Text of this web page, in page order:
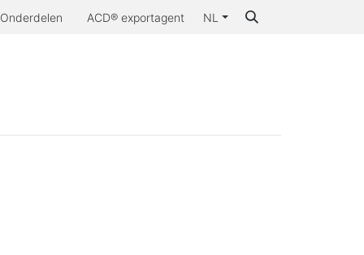
Onderdelen ACD® exportagent NL